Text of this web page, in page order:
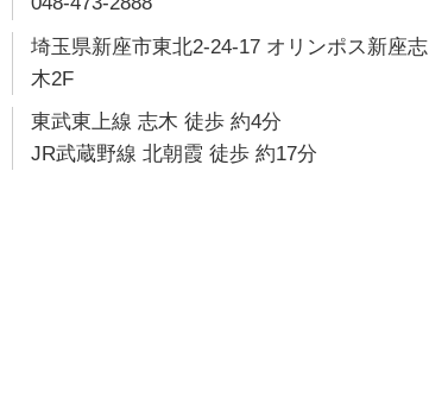
埼玉県新座市東北2-24-17 オリンポス新座志
木2F
東武東上線 志木 徒歩 約4分
JR武蔵野線 北朝霞 徒歩 約17分